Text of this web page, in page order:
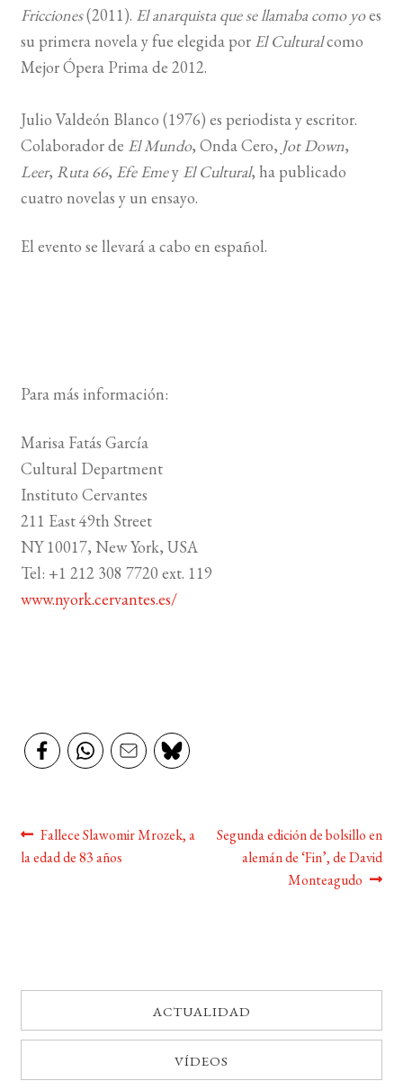
Fricciones(2011). El anarquista que se llamaba como yoes
su primera novela y fue elegida por El Culturalcomo
Mejor Ópera Prima de 2012.
Julio Valdeón Blanco (1976) es periodista y escritor.
Colaborador de El Mundo, Onda Cero, Jot Down,
Leer, Ruta 66, Efe Emey El Cultural, ha publicado
cuatro novelas y un ensayo.
El evento se llevará a cabo en español.
Para más información:
Marisa Fatás García
Cultural Department
Instituto Cervantes
211 East 49th Street
NY 10017, New York, USA
Tel: +1 212 308 7720 ext. 119
www.nyork.cervantes.es/
Navegación
de
Anterior:
Fallece Slawomir Mrozek, a
la edad de 83 años
Siguiente:
Segunda edición de bolsillo en
alemán de ‘Fin’, de David
Monteagudo
ACTUALIDAD
VÍDEOS